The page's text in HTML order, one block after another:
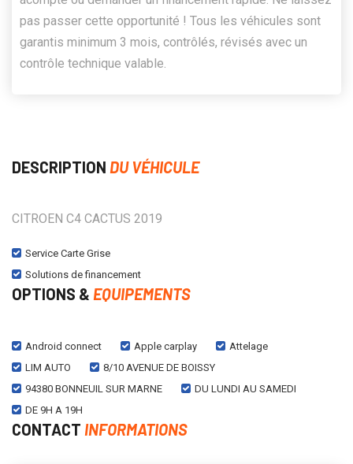
pas passer cette opportunité ! Tous les véhicules sont
garantis minimum 3 mois, contrôlés, révisés avec un
contrôle technique valable.
DESCRIPTION DU VÉHICULE
CITROEN C4 CACTUS 2019
Service Carte Grise
Solutions de financement
OPTIONS & EQUIPEMENTS
Android connect Apple carplay
Attelage
LIM AUTO
8/10 AVENUE DE BOISSY
94380 BONNEUIL SUR MARNE
DU LUNDI AU SAMEDI
DE 9H A 19H
CONTACT INFORMATIONS